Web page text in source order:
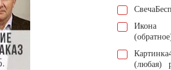
Свеча
Икона
Картинка
(любая)